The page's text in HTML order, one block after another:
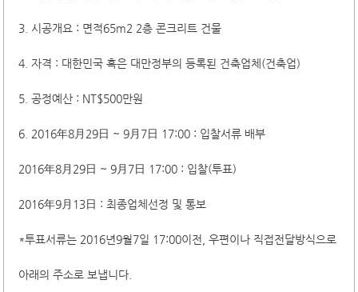
3. 시공개요 : 면적65m2 2층 콘크리트 건물
4. 자격 : 대한민국 혹은 대만정부의 등록된 건축업체(건축업)
5. 공정예산 : NT$500만원
6. 2016年8月29日 ~ 9月7日 17:00 : 입찰서류 배부
2016年8月29日 ~ 9月7日 17:00 : 입찰(투표)
2016年9月13日 : 최종업체선정 및 통보
*투표서류는 2016년9월7일 17:00이전, 우편이나 직접전달방식으로
아래의 주소로 보냅니다.